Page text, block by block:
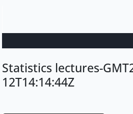
Statistics lectures-
12T14:14:44Z